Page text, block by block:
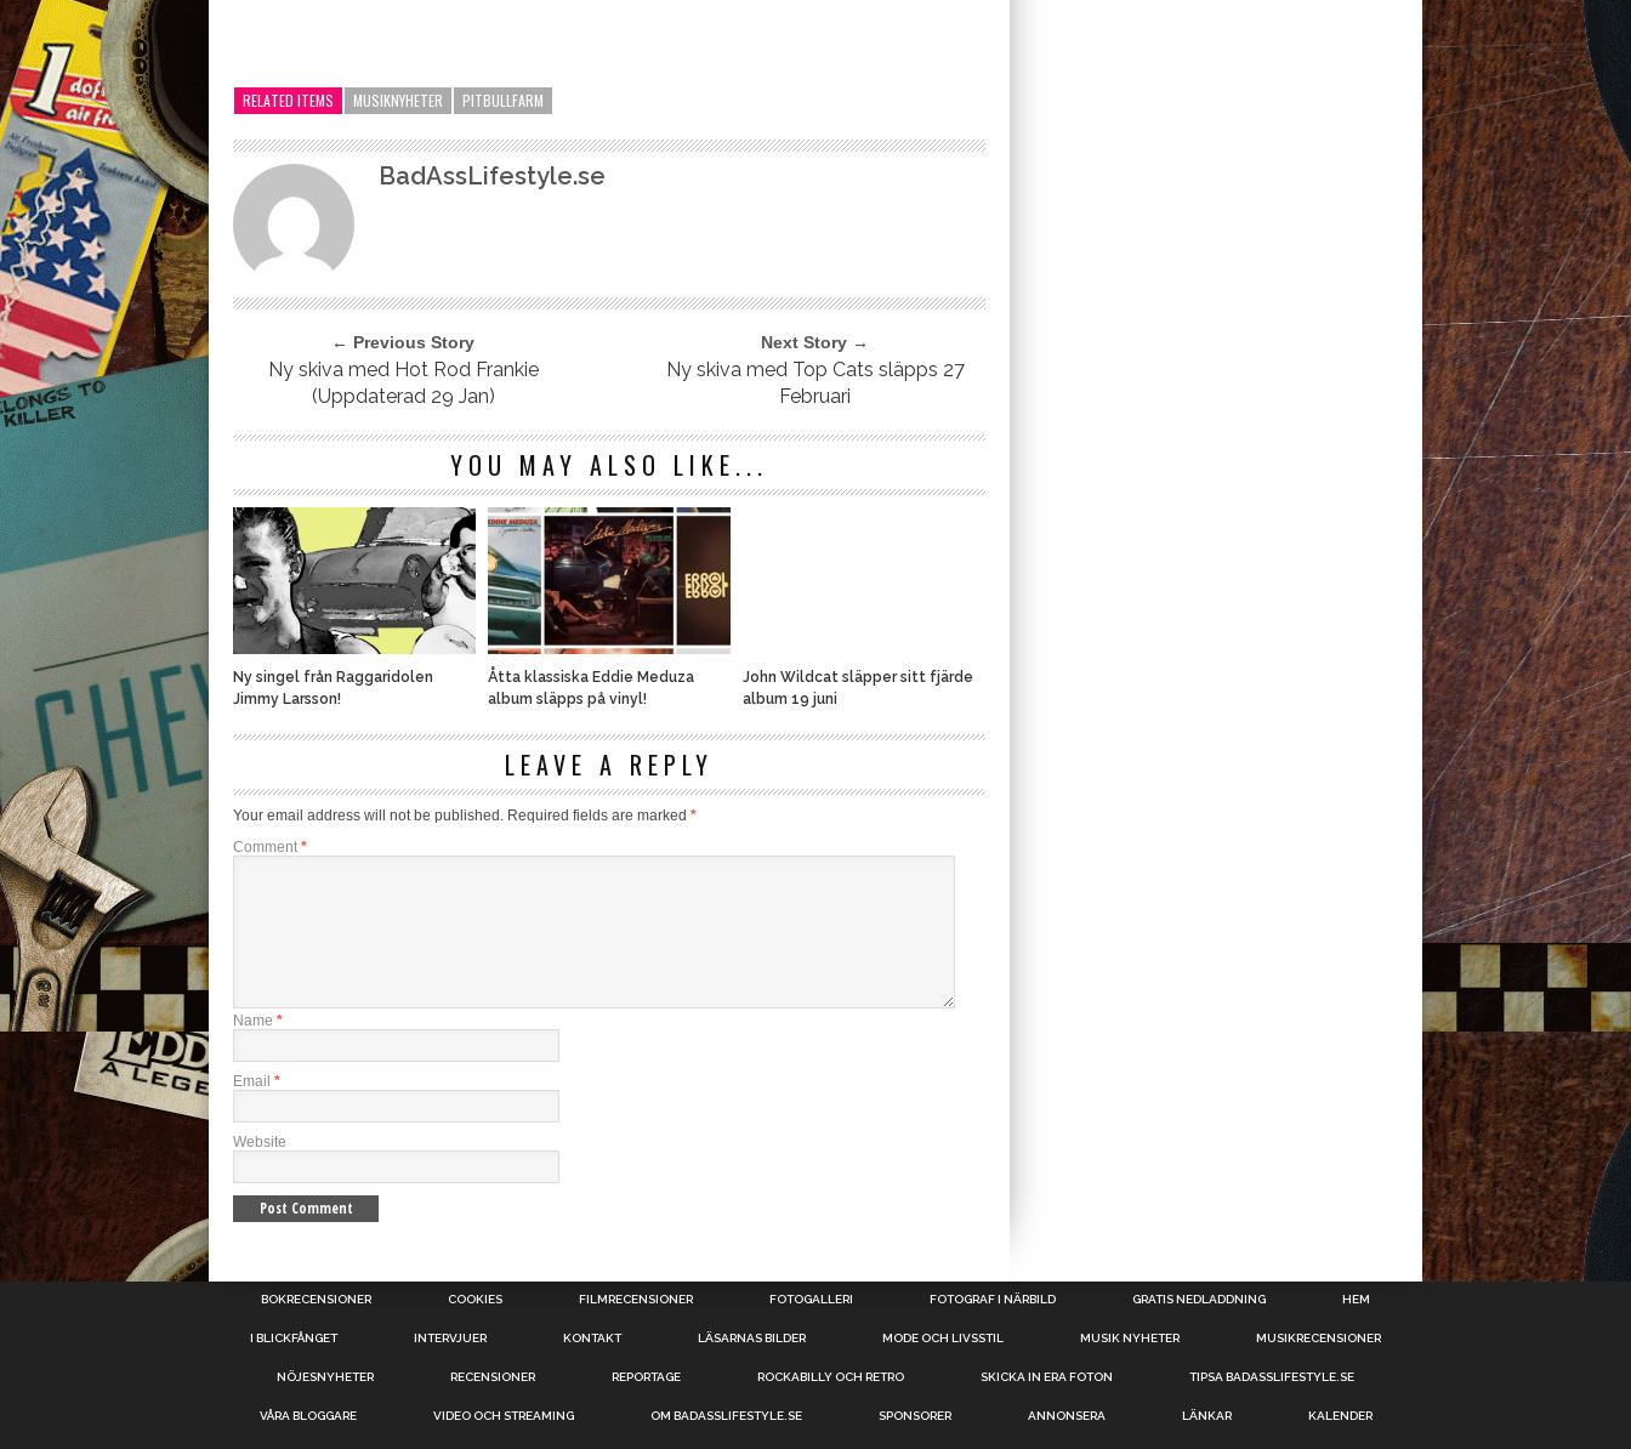
RELATED ITEMS MUSIKNYHETER PITBULLFARM
BadAssLifestyle.se
← Previous Story
Ny skiva med Hot Rod Frankie
(Uppdaterad 29 Jan)
Next Story →
Ny skiva med Top Cats släpps 27
Februari
YOU MAY ALSO LIKE...
Ny singel från Raggaridolen
Jimmy Larsson!
Åtta klassiska Eddie Meduza
album släpps på vinyl!
John Wildcat släpper sitt fjärde
album 19 juni
LEAVE A REPLY
Your email address will not be published. Required fields are marked *
Comment *
Name *
Email *
Website
BOKRECENSIONER COOKIES FILMRECENSIONER FOTOGALLERI FOTOGRAF I NÄRBILD GRATIS NEDLADDNING HEM
I BLICKFÅNGET INTERVJUER KONTAKT LÄSARNAS BILDER MODE OCH LIVSSTIL MUSIK NYHETER MUSIKRECENSIONER
NÖJESNYHETER RECENSIONER REPORTAGE ROCKABILLY OCH RETRO SKICKA IN ERA FOTON TIPSA BADASSLIFESTYLE.SE
VÅRA BLOGGARE VIDEO OCH STREAMING OM BADASSLIFESTYLE.SE SPONSORER ANNONSERA LÄNKAR KALENDER